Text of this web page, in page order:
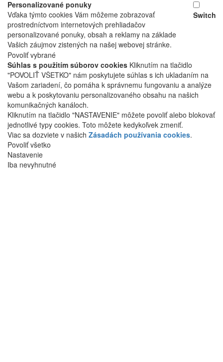
Personalizované ponuky
Vďaka týmto cookies Vám môžeme zobrazovať
prostredníctvom internetových prehliadačov
personalizované ponuky, obsah a reklamy na základe
Vašich záujmov zistených na našej webovej stránke.
Switch
Povoliť vybrané
Súhlas s použitím súborov cookies Kliknutím na tlačidlo
"POVOLIŤ VŠETKO" nám poskytujete súhlas s ich ukladaním na
Vašom zariadení, čo pomáha k správnemu fungovaniu a analýze
webu a k poskytovaniu personalizovaného obsahu na našich
komunikačných kanáloch.
Kliknutím na tlačidlo "NASTAVENIE" môžete povoliť alebo blokovať
jednotlivé typy cookies. Toto môžete kedykoľvek zmeniť.
Viac sa dozviete v našich Zásadách používania cookies.
Povoliť všetko
Nastavenie
Iba nevyhnutné